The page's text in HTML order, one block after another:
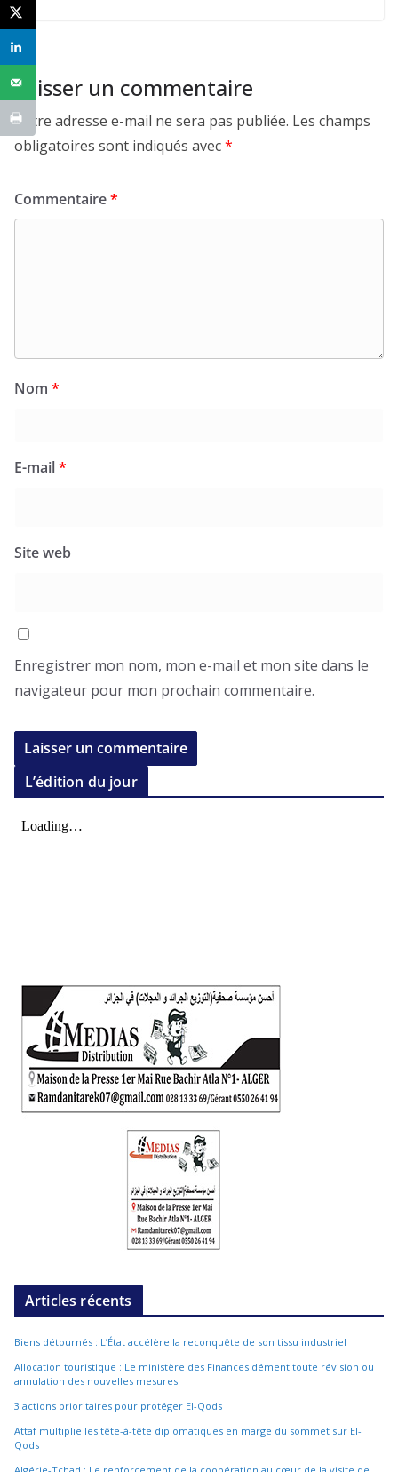
Laisser un commentaire
Votre adresse e-mail ne sera pas publiée. Les champs
obligatoires sont indiqués avec*
Commentaire*
Nom *
E-mail*
Site web
Enregistrer mon nom, mon e-mail et mon site dans le
navigateur pour mon prochain commentaire.
L’édition du jour
Articles récents
Biens détournés : L’État accélère la reconquête de son tissu industriel
Allocation touristique : Le ministère des Finances dément toute révision ou
annulation des nouvelles mesures
3 actions prioritaires pour protéger El-Qods
Attaf multiplie les tête-à-tête diplomatiques en marge du sommet sur El-
Qods
Algérie-Tchad : Le renforcement de la coopération au cœur de la visite de